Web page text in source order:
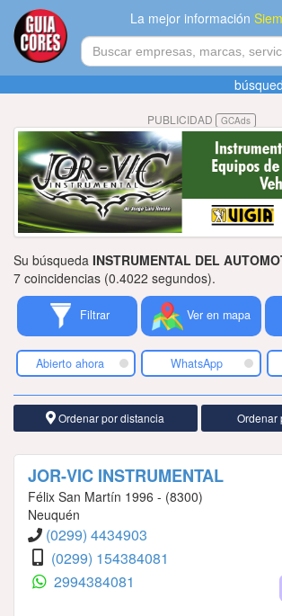
La mejor información
PUBLICIDAD GCAds
Su búsqueda INSTRUMENTAL DEL
7 coincidencias (0.4022 segundos).
Filtrar Ver en mapa
Abierto ahora WhatsApp
Ordenar por distancia Ordenar
JOR-VIC INSTRUMENTAL
Félix San Martín 1996 - (8300)
Neuquén
(0299) 4434903
(0299) 154384081
2994384081